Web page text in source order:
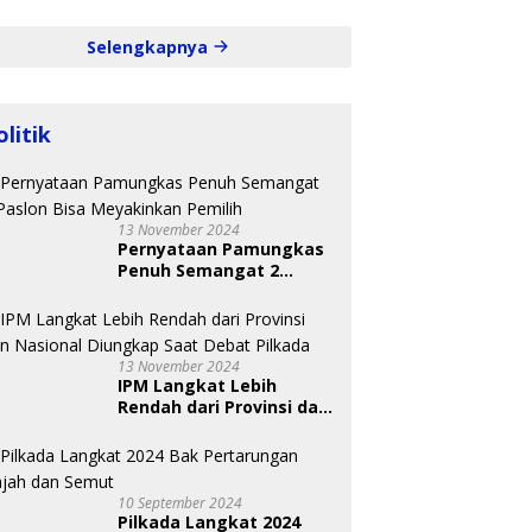
Selengkapnya
13 November 2024
Pernyataan Pamungkas
Penuh Semangat 2
Pemilih
13 November 2024
IPM Langkat Lebih
Rendah dari Provinsi dan
Debat Pilkada
10 September 2024
Pilkada Langkat 2024